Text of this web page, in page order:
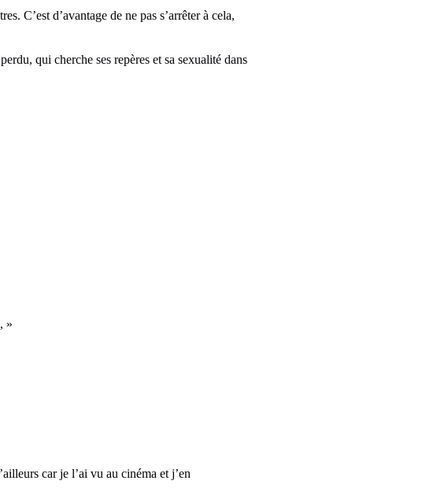
C’est d’avantage de ne pas s’arrêter à cela,
qui cherche ses repères et sa sexualité dans
»
car je l’ai vu au cinéma et j’en